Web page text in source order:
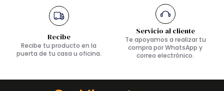
Recibe
Recibe tu producto en la
puerta de tu casa u oficina.
Servicio al cliente
Te apoyamos a realizar tu
compra por WhatsApp y
correo electrónico.